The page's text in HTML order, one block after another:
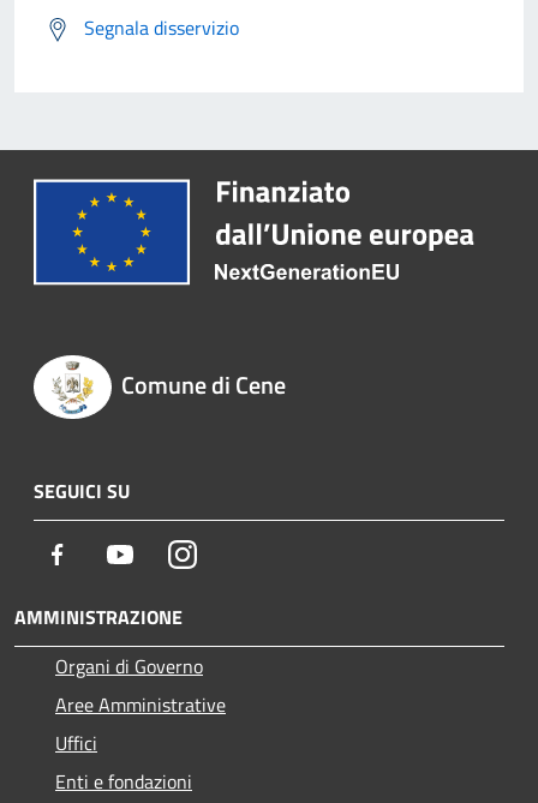
Segnala disservizio
Comune di Cene
SEGUICI SU
Facebook YoutubeInstagram
AMMINISTRAZIONE
Organi di Governo
Aree Amministrative
Uffici
Enti e fondazioni